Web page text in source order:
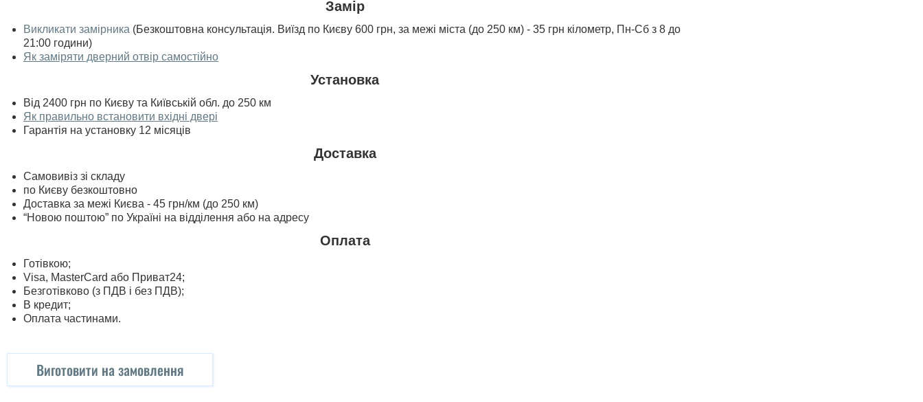
Замір
Викликати замірника (Безкоштовна консультація. Виїзд по Києву 600 грн, за межі міста (до 250 км) - 35 грн кілометр, Пн-Сб з 8 до
21:00 години)
Як заміряти дверний отвір самостійно
Установка
Від 2400 грн по Києву та Київській обл. до 250 км
Як правильно встановити вхідні двері
Гарантія на установку 12 місяців
Доставка
Самовивіз зі складу
по Києву безкоштовно
Доставка за межі Києва - 45 грн/км (до 250 км)
“Новою поштою” по Україні на відділення або на адресу
Оплата
Готівкою;
Visa, MasterСard або Приват24;
Безготівково (з ПДВ і без ПДВ);
В кредит;
Оплата частинами.
Виготовити на замовлення